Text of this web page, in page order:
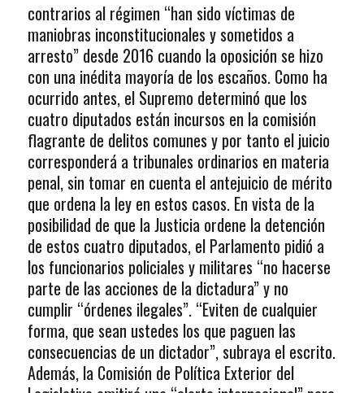
contrarios al régimen “han sido víctimas de
maniobras inconstitucionales y sometidos a
arresto” desde 2016 cuando la oposición se hizo
con una inédita mayoría de los escaños. Como ha
ocurrido antes, el Supremo determinó que los
cuatro diputados están incursos en la comisión
flagrante de delitos comunes y por tanto el juicio
corresponderá a tribunales ordinarios en materia
penal, sin tomar en cuenta el antejuicio de mérito
que ordena la ley en estos casos. En vista de la
posibilidad de que la Justicia ordene la detención
de estos cuatro diputados, el Parlamento pidió a
los funcionarios policiales y militares “no hacerse
parte de las acciones de la dictadura” y no
cumplir “órdenes ilegales”. “Eviten de cualquier
forma, que sean ustedes los que paguen las
consecuencias de un dictador”, subraya el escrito.
Además, la Comisión de Política Exterior del